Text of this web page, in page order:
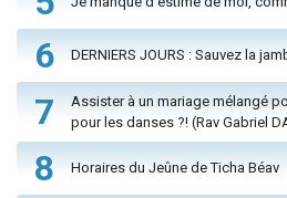
6 DERNIERS JOURS : Sauvez la
7
Assister à un mariage mélangé
pour les danses ?! (Rav Gabriel
8 Horaires du Jeûne de Ticha Béav